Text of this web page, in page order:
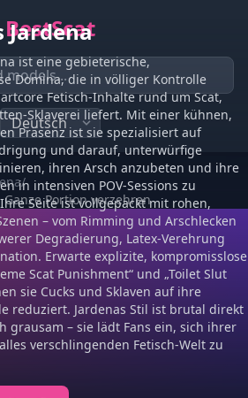
BestScat
/
Portion verzehren
Jardena
ist eine gebieterische,
Domina, die in völliger Kontrolle
Fetisch-Inhalte rund um Scat,
Sklaverei liefert. Mit einer kühnen,
Präsenz ist sie spezialisiert auf
und darauf, unterwürfige
ihren Arsch anzubeten und ihre
in intensiven POV-Sessions zu
Seite ist vollgepackt mit rohen,
– vom Rimming und Arschlecken
Degradierung, Latex-Verehrung
Erwarte explizite, kompromisslose
Scat Punishment“ und „Toilet Slut
sie Cucks und Sklaven auf ihre
reduziert. Jardenas Stil ist brutal direkt
grausam – sie lädt Fans ein, sich ihrer
verschlingenden Fetisch-Welt zu